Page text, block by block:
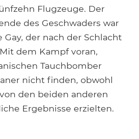
Flugzeuge. Der
des Geschwaders war
Gay, der nach der Schlacht
dem Kampf voran,
Tauchbomber
nicht finden, obwohl
den beiden anderen
Ergebnisse erzielten.